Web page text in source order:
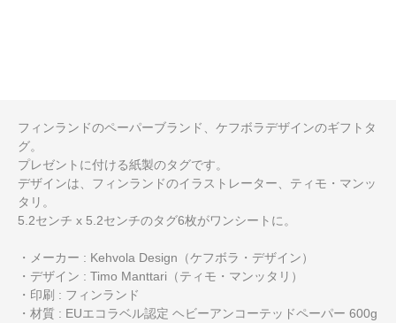
フィンランドのペーパーブランド、ケフボラデザインのギフトタ
グ。
プレゼントに付ける紙製のタグです。
デザインは、フィンランドのイラストレーター、ティモ・マンッ
タリ。
5.2センチ x 5.2センチのタグ6枚がワンシートに。
・メーカー : Kehvola Design（ケフボラ・デザイン）
・デザイン : Timo Manttari（ティモ・マンッタリ）
・印刷 : フィンランド
・材質 : EUエコラベル認定 ヘビーアンコーテッドペーパー 600g